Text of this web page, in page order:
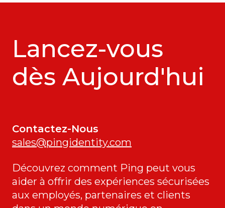
Lancez-vous
dès Aujourd'hui
Contactez-Nous
sales@pingidentity.com
Découvrez comment Ping peut vous
aider à offrir des expériences sécurisées
aux employés, partenaires et clients